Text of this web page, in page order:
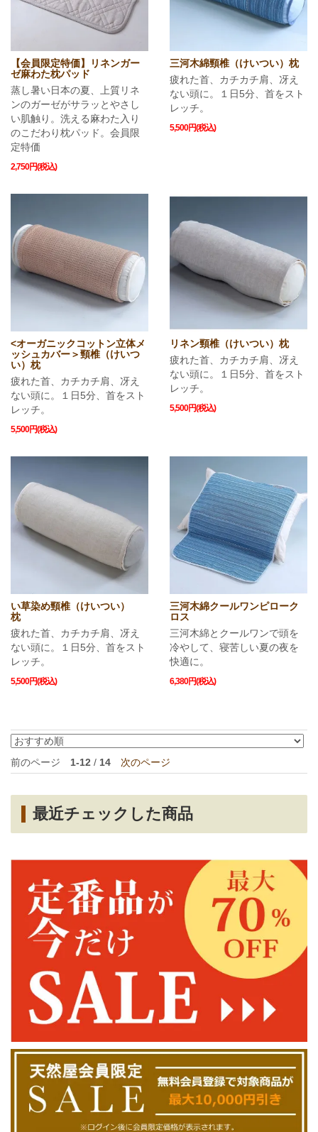
【会員限定特価】リネンガー
ゼ麻わた枕パッド
蒸し暑い日本の夏、上質リネ
ンのガーゼがサラッとやさし
い肌触り。洗える麻わた入り
のこだわり枕パッド。会員限
定特価
2,750円(税込)
三河木綿頸椎（けいつい）枕
疲れた首、カチカチ肩、冴え
ない頭に。１日5分、首をスト
レッチ。
5,500円(税込)
<オーガニックコットン立体メ
ッシュカバー＞頸椎（けいつ
い）枕
疲れた首、カチカチ肩、冴え
ない頭に。１日5分、首をスト
レッチ。
5,500円(税込)
リネン頸椎（けいつい）枕
疲れた首、カチカチ肩、冴え
ない頭に。１日5分、首をスト
レッチ。
5,500円(税込)
い草染め頸椎（けいつい）
枕
疲れた首、カチカチ肩、冴え
ない頭に。１日5分、首をスト
レッチ。
5,500円(税込)
三河木綿クールワンピローク
ロス
三河木綿とクールワンで頭を
冷やして、寝苦しい夏の夜を
快適に。
6,380円(税込)
前のページ 1-12 / 14 次のページ
最近チェックした商品